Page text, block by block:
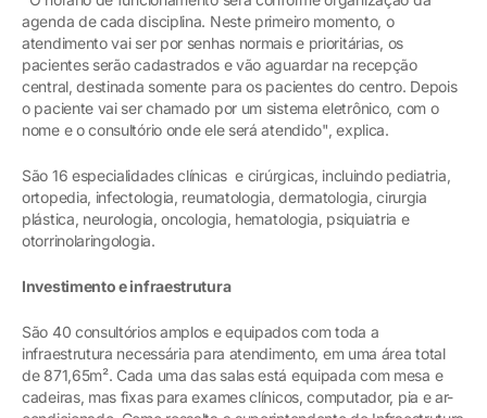
agenda de cada disciplina. Neste primeiro momento, o
atendimento vai ser por senhas normais e prioritárias, os
pacientes serão cadastrados e vão aguardar na recepção
central, destinada somente para os pacientes do centro. Depois
o paciente vai ser chamado por um sistema eletrônico, com o
nome e o consultório onde ele será atendido", explica.
São 16 especialidades clínicas e cirúrgicas, incluindo pediatria,
ortopedia, infectologia, reumatologia, dermatologia, cirurgia
plástica, neurologia, oncologia, hematologia, psiquiatria e
otorrinolaringologia.
Investimento e infraestrutura
São 40 consultórios amplos e equipados com toda a
infraestrutura necessária para atendimento, em uma área total
de 871,65m². Cada uma das salas está equipada com mesa e
cadeiras, mas fixas para exames clínicos, computador, pia e ar-